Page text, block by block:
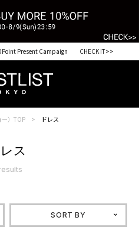
Present Campaign CHECK IT>>
ー）TOP ドレス
ス
SORT BY